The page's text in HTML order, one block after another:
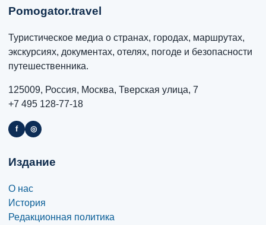
Pomogator.travel
Туристическое медиа о странах, городах, маршрутах,
экскурсиях, документах, отелях, погоде и безопасности
путешественника.
125009, Россия, Москва, Тверская улица, 7
+7 495 128-77-18
f ◎
Издание
О нас
История
Редакционная политика